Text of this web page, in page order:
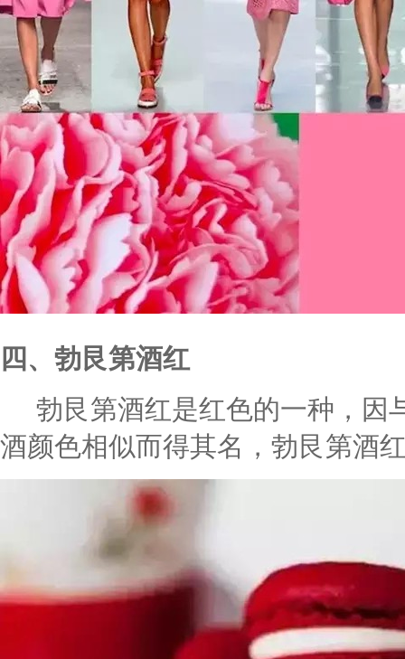
四、勃艮第酒红
勃艮第酒红是红色的一种，因
酒颜色相似而得其名，勃艮第酒